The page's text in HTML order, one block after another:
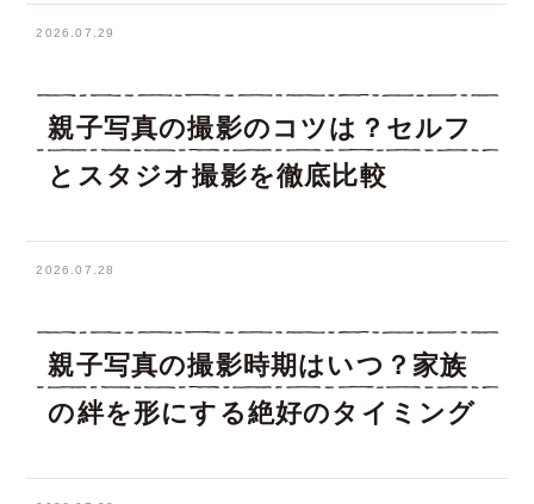
2026.07.29
親子写真の撮影のコツは？セルフ
とスタジオ撮影を徹底比較
2026.07.28
親子写真の撮影時期はいつ？家族
の絆を形にする絶好のタイミング